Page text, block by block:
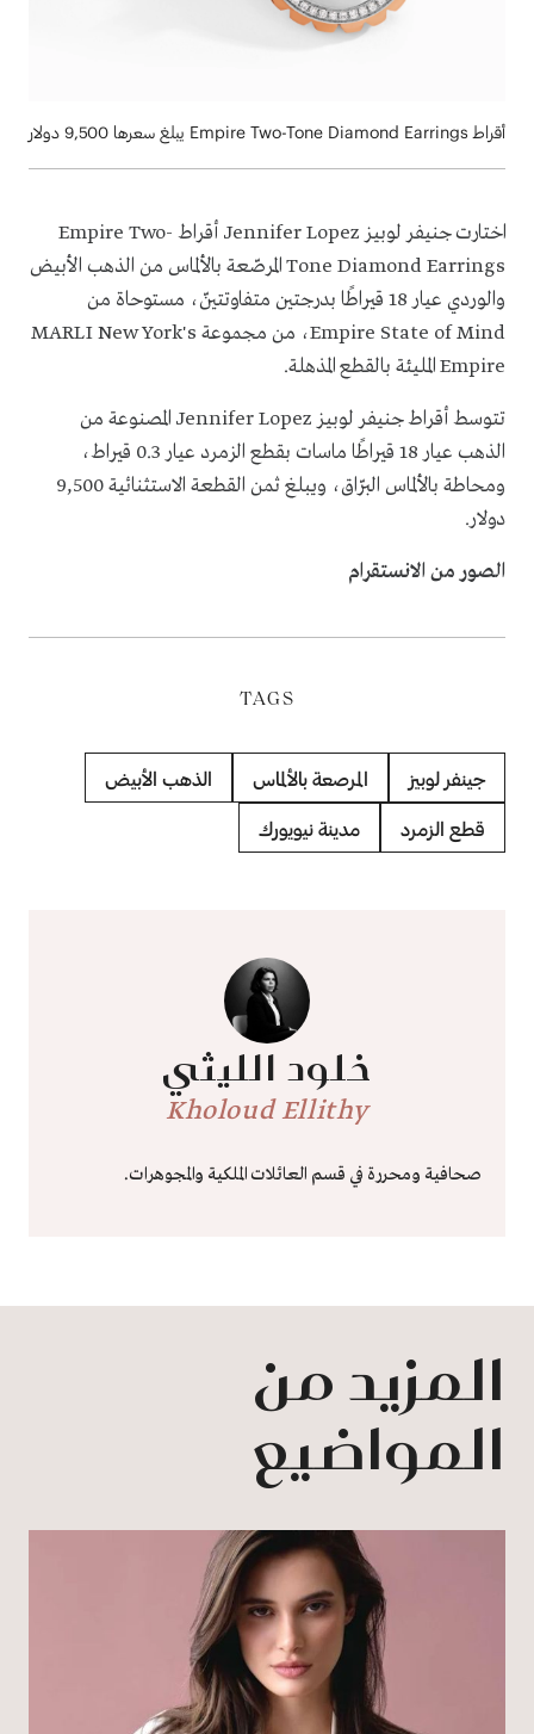
أقراط Empire Two-Tone Diamond Earrings يبلغ سعرها 9,500 دولار
اختارت جنيفر لوبيز Jennifer Lopez أقراط Empire Two-
Tone Diamond Earrings المرصّعة بالألماس من الذهب الأبيض
والوردي عيار 18 قيراطًا بدرجتين متفاوتتينّ، مستوحاة من
Empire State of Mind، من مجموعة MARLI New York's
Empire المليئة بالقطع المذهلة.
تتوسط أقراط جنيفر لوبيز Jennifer Lopez المصنوعة من
الذهب عيار 18 قيراطًا ماسات بقطع الزمرد عيار 0.3 قيراط،
ومحاطة بالألماس البرّاق، ويبلغ ثمن القطعة الاستثنائية 9,500
دولار.
الصور من الانستقرام
TAGS
جينفر لوبيز المرصعة بالألماس الذهب الأبيض
قطع الزمرد مدينة نيويورك
خلود الليثي
Kholoud Ellithy
صحافية ومحررة في قسم العائلات الملكية والمجوهرات.
المزيد من
المواضيع